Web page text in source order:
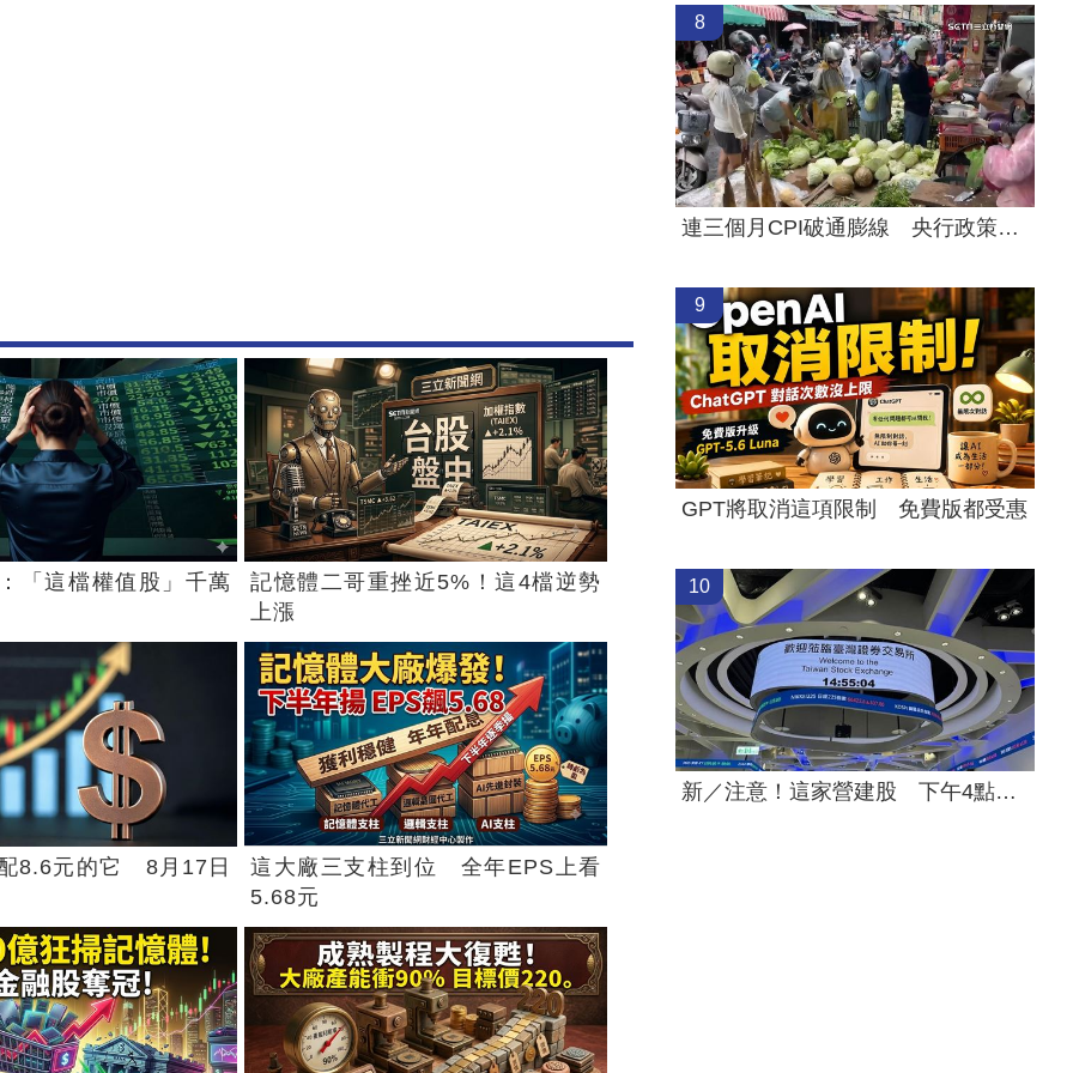
「這檔權值股」千萬
記憶體二哥重挫近5%！這4檔逆勢
上漲
8.6元的它 8月17日
這大廠三支柱到位 全年EPS上看
5.68元
8
連三個月CPI破通膨線 央行政策走勢曝
9
GPT將取消這項限制 免費版都受惠
10
新／注意！這家營建股 下午4點開重訊